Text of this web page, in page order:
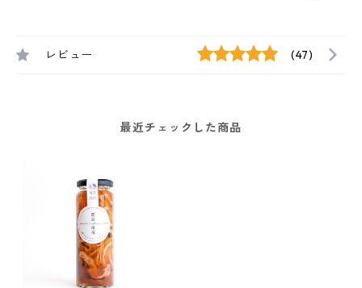
レビュー (47)
最近チェックした商品